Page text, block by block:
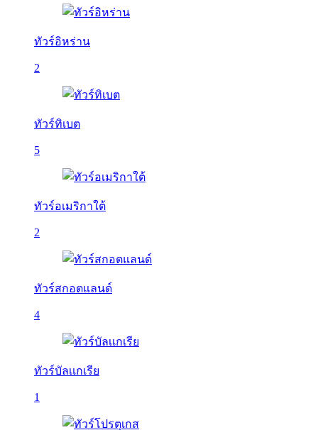
ทัวร์อิหร่าน
2
ทัวร์ทิเบต
5
ทัวร์อเมริกาใต้
2
ทัวร์สกอตแลนด์
4
ทัวร์บัลเเกเรีย
1